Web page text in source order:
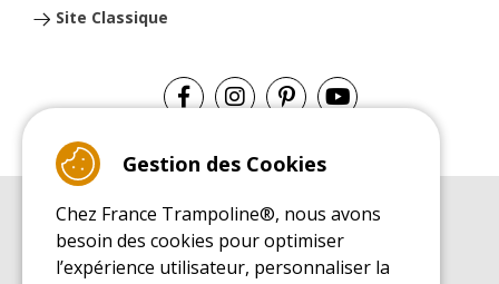
Site Classique
Guide d'achat pour les trampolines de loisirs
Gestion des Cookies
Chez France Trampoline®, nous avons
besoin des cookies pour optimiser
l’expérience utilisateur, personnaliser la